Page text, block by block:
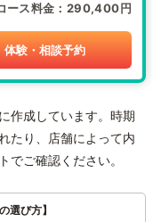
ース料金 290,400円
体験・相談予約
作成しています。時期
たり、店舗によって内
でご確認ください。
選び方】